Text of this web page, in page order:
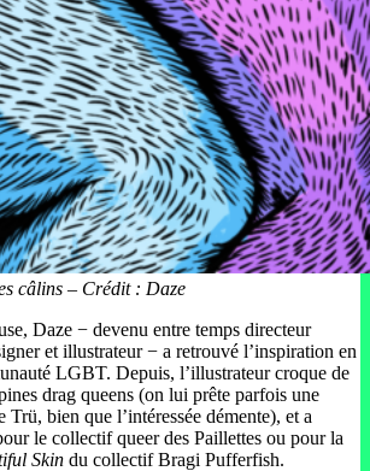
câlins – Crédit : Daze
Daze − devenu entre temps directeur
et illustrateur − a retrouvé l’inspiration en
LGBT. Depuis, l’illustrateur croque de
drag queens (on lui prête parfois une
Trü, bien que l’intéressée démente), et a
le collectif queer des Paillettes ou pour la
Skin du collectif Bragi Pufferfish.